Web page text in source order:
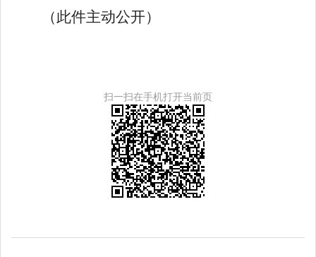
（此件主动公开）
扫一扫在手机打开当前页